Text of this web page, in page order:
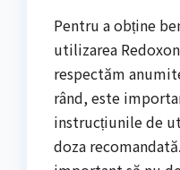
Pentru a obține
utilizarea
respectăm
rând, este
instrucțiunile de
doza